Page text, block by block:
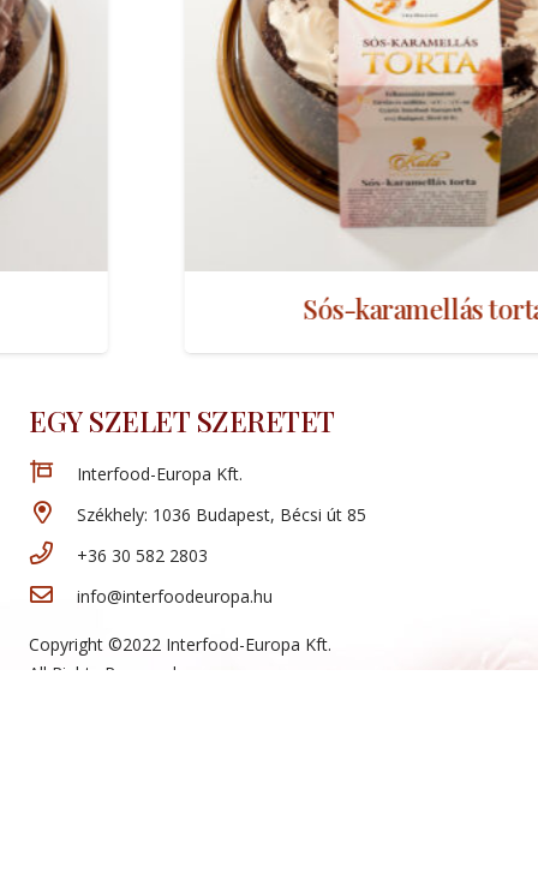
Sós-karamellás torta
EGY SZELET SZERETET
Interfood-Europa Kft.
Székhely: 1036 Budapest, Bécsi út 85
+36 30 582 2803
info@interfoodeuropa.hu
Copyright ©2022 Interfood-Europa Kft.
All Rights Reserved.